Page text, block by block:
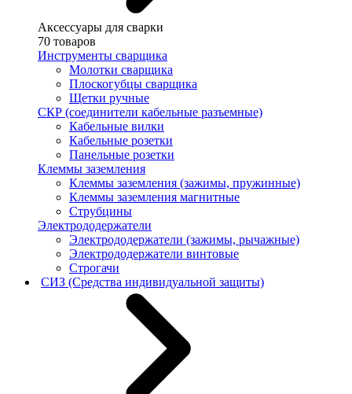
Аксессуары для сварки
70 товаров
Инструменты сварщика
Молотки сварщика
Плоскогубцы сварщика
Щетки ручные
СКР (соединители кабельные разъемные)
Кабельные вилки
Кабельные розетки
Панельные розетки
Клеммы заземления
Клеммы заземления (зажимы, пружинные)
Клеммы заземления магнитные
Струбцины
Электрододержатели
Электрододержатели (зажимы, рычажные)
Электрододержатели винтовые
Строгачи
СИЗ (Средства индивидуальной защиты)